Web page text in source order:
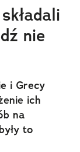
nie
i Grecy
ich
na
to